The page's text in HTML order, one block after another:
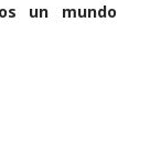
un mundo